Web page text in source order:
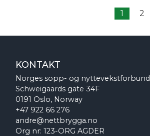
1 2
KONTAKT
Norges sopp- og nyttevekstforbund
Schweigaards gate 34F
0191 Oslo, Norway
+47 922 66 276
andre@nettbrygga.no
Org nr: 123-ORG AGDER